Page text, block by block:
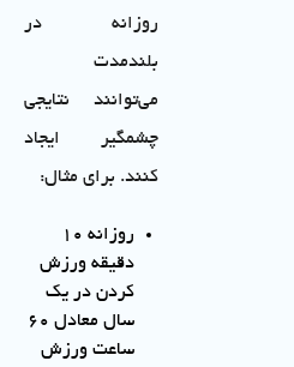
روزانه در
بلندمدت
می‌توانند نتایجی
چشمگیر ایجاد
کنند. برای مثال:
روزانه ۱۰
دقیقه ورزش
کردن در یک
سال معادل ۶۰
ساعت ورزش